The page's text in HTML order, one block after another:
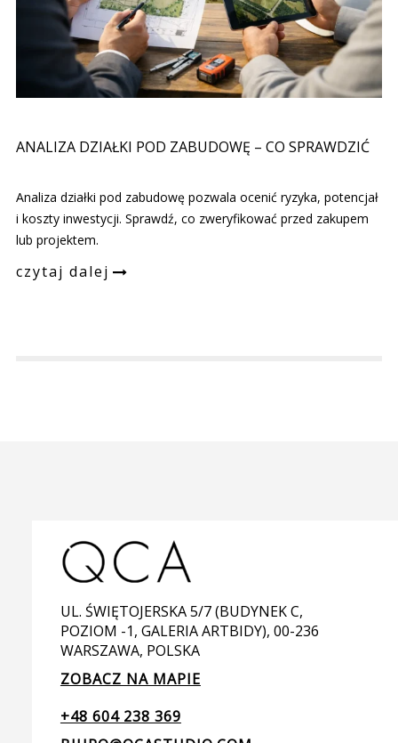
ANALIZA DZIAŁKI POD ZABUDOWĘ – CO SPRAWDZIĆ
Analiza działki pod zabudowę pozwala ocenić ryzyka, potencjał
i koszty inwestycji. Sprawdź, co zweryfikować przed zakupem
lub projektem.
czytaj dalej
UL. ŚWIĘTOJERSKA 5/7 (BUDYNEK C,
POZIOM -1, GALERIA ARTBIDY), 00-236
WARSZAWA, POLSKA
ZOBACZ NA MAPIE
+48 604 238 369